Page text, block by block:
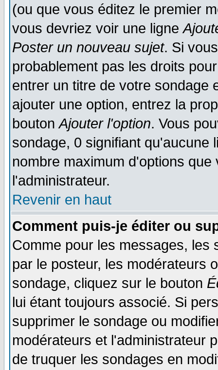
(ou que vous éditez le premier
vous devriez voir une ligne
Poster un nouveau sujet. Si
probablement pas les droits
entrer un titre de votre sondage
ajouter une option, entrez la
boutonAjouter l'option. Vous
sondage, 0 signifiant qu'aucune
nombre maximum d'options
l'administrateur.
Revenir en haut
Comment puis-je éditer ou
Comme pour les messages, les
par le posteur, les modérateurs
sondage, cliquez sur le bouton
lui étant toujours associé. Si
supprimer le sondage ou
modérateurs et l'administrateur
de truquer les sondages en